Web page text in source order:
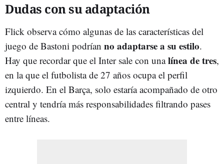
Dudas con su adaptación
Flick observa cómo algunas de las características del
juego de Bastoni podrían no adaptarse a su estilo.
Hay que recordar que el Inter sale con unalínea de tres,
en la que el futbolista de 27 años ocupa el perfil
izquierdo. En el Barça, solo estaría acompañado de otro
central y tendría más responsabilidades filtrando pases
entre líneas.